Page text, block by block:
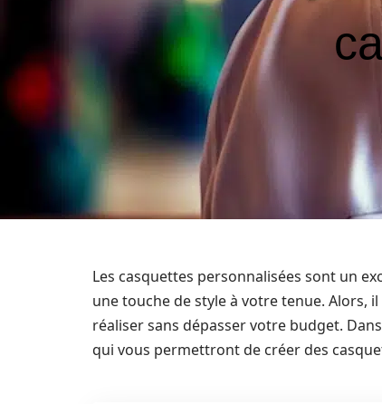
Les casquettes personnalisées sont un
une touche de style à votre tenue. Alors,
réaliser sans dépasser votre budget.
qui vous permettront de créer des